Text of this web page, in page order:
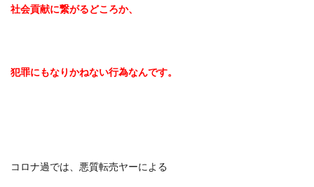
社会貢献に繋がるどころか、
犯罪にもなりかねない行為なんです。
コロナ過では、悪質転売ヤーによる